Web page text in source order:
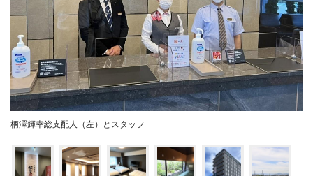
柄澤輝幸総支配人（左）とスタッフ